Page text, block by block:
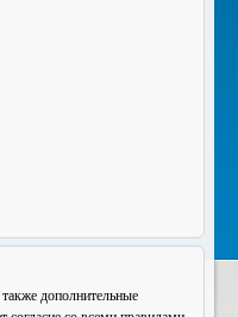
дополнительные